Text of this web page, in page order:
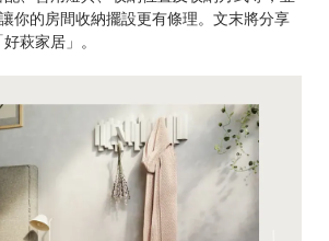
你的房間收納擺設更有條理。文末將分享
萩家居」。